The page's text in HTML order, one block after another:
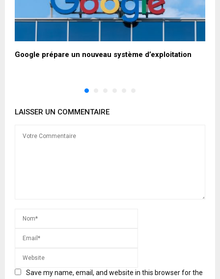
Google prépare un nouveau système d’exploitation
LAISSER UN COMMENTAIRE
Save my name, email, and website in this browser for the